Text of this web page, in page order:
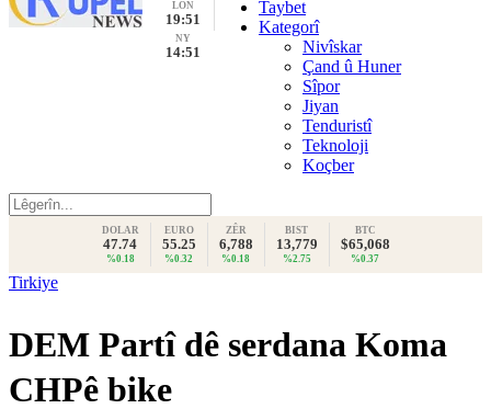
LON
19:51
NY
14:51
Taybet
Kategorî
Nivîskar
Çand û Huner
Sîpor
Jiyan
Tenduristî
Teknoloji
Koçber
DOLAR
47.74
%0.18
EURO
55.25
%0.32
ZÊR
6,788
%0.18
BIST
13,779
%2.75
BTC
$65,068
%0.37
Tirkiye
DEM Partî dê serdana Koma
CHPê bike